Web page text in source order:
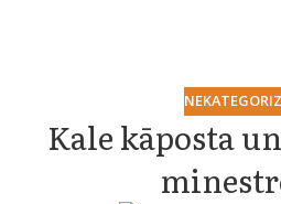
Kale kāposta